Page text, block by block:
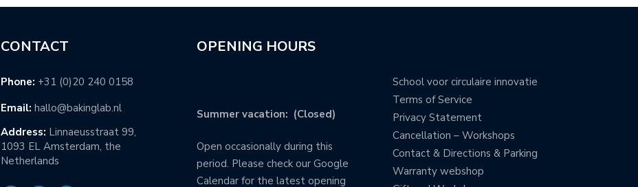
CONTACT
Phone: +31 (0)20 240 0158
Email: hallo@bakinglab.nl
Address: Linnaeusstraat 99,
1093 EL Amsterdam, the
Netherlands
OPENING HOURS
Summer vacation: (Closed)
Open occasionally during this
period. Please check our Google
Calendar for the latest opening
School voor circulaire innovatie
Terms of Service
Privacy Statement
Cancellation – Workshops
Contact & Directions & Parking
Warranty webshop